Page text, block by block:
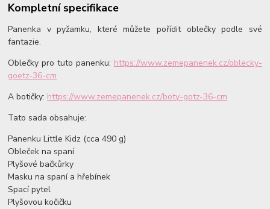
Kompletní specifikace
Panenka v pyžamku, které můžete pořídit oblečky podle své
fantazie.
Oblečky pro tuto panenku: https://www.zemepanenek.cz/oblecky-
goetz-36-cm
A botičky: https://www.zemepanenek.cz/boty-gotz-36-cm
Tato sada obsahuje:
Panenku Little Kidz (cca 490 g)
Obleček na spaní
Plyšové bačkůrky
Masku na spaní a hřebínek
Spací pytel
Plyšovou kočičku